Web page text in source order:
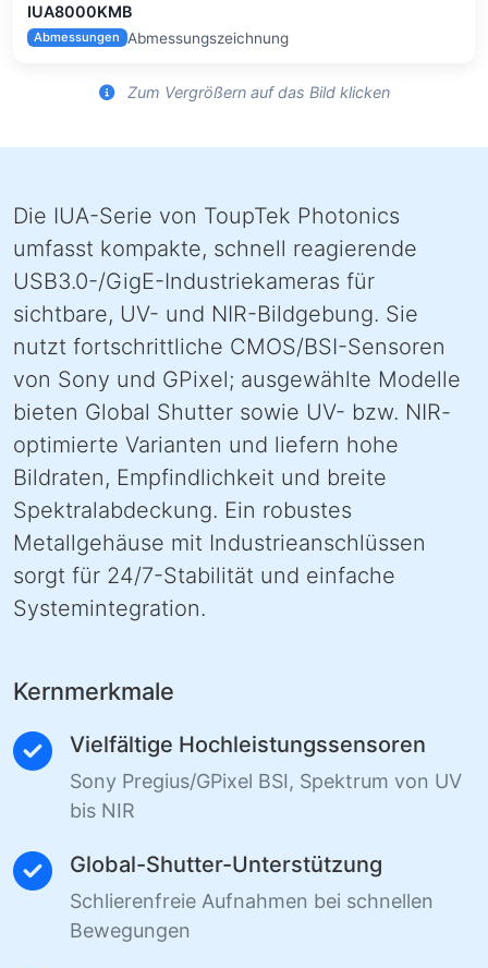
IUA8000KMB
Abmessungen Abmessungszeichnung
Zum Vergrößern auf das Bild klicken
Die IUA-Serie von ToupTek Photonics
umfasst kompakte, schnell reagierende
USB3.0-/GigE-Industriekameras für
sichtbare, UV- und NIR-Bildgebung. Sie
nutzt fortschrittliche CMOS/BSI-Sensoren
von Sony und GPixel; ausgewählte Modelle
bieten Global Shutter sowie UV- bzw. NIR-
optimierte Varianten und liefern hohe
Bildraten, Empfindlichkeit und breite
Spektralabdeckung. Ein robustes
Metallgehäuse mit Industrieanschlüssen
sorgt für 24/7-Stabilität und einfache
Systemintegration.
Kernmerkmale
Vielfältige Hochleistungssensoren
Sony Pregius/GPixel BSI, Spektrum von UV
bis NIR
Global-Shutter-Unterstützung
Schlierenfreie Aufnahmen bei schnellen
Bewegungen